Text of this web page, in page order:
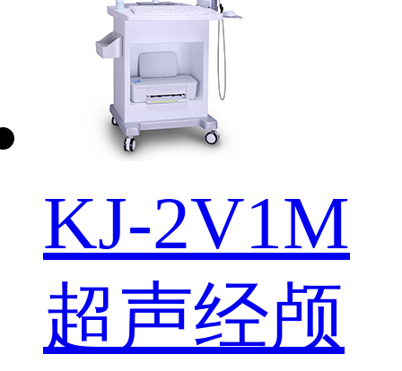
KJ-2V1M
超声经颅